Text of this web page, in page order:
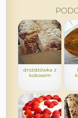
drożdżówka z
kokosem